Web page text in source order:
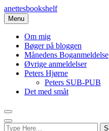
Skip
to
content
anettesbookshelf
Menu
Om mig
Bøger på bloggen
Månedens Boganmeldelse
Øvrige anmeldelser
Peters Hjørne
Peters SUB-PUB
Det med småt